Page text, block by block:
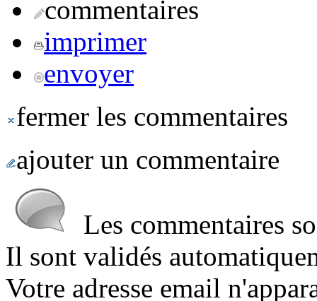
commentaires
imprimer
envoyer
fermer les commentaires
ajouter un commentaire
Les commentaires
Il sont validés
Votre adresse email